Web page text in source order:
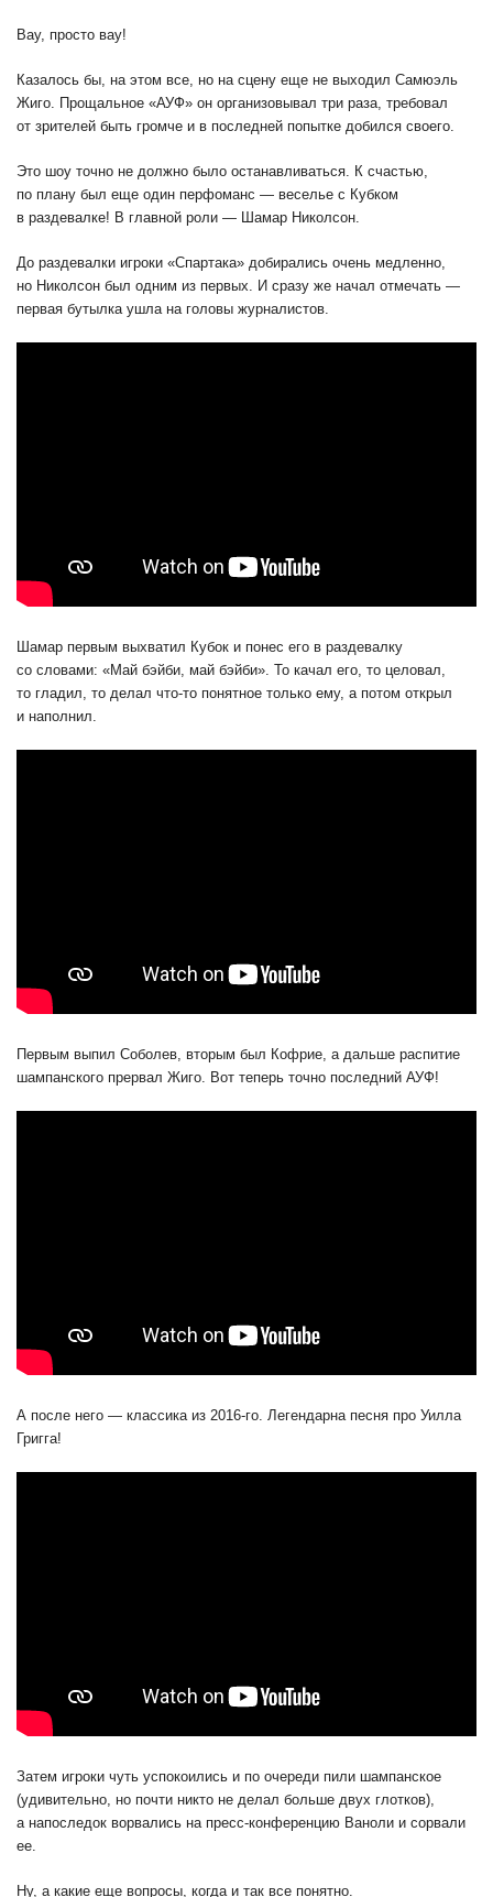
Вау, просто вау!
Казалось бы, на этом все, но на сцену еще не выходил Самюэль
Жиго. Прощальное «АУФ» он организовывал три раза, требовал
от зрителей быть громче и в последней попытке добился своего.
Это шоу точно не должно было останавливаться. К счастью,
по плану был еще один перфоманс — веселье с Кубком
в раздевалке! В главной роли — Шамар Николсон.
До раздевалки игроки «Спартака» добирались очень медленно,
но Николсон был одним из первых. И сразу же начал отмечать —
первая бутылка ушла на головы журналистов.
Шамар первым выхватил Кубок и понес его в раздевалку
со словами: «Май бэйби, май бэйби». То качал его, то целовал,
то гладил, то делал что-то понятное только ему, а потом открыл
и наполнил.
Первым выпил Соболев, вторым был Кофрие, а дальше распитие
шампанского прервал Жиго. Вот теперь точно последний АУФ!
А после него — классика из 2016-го. Легендарна песня про Уилла
Григга!
Затем игроки чуть успокоились и по очереди пили шампанское
(удивительно, но почти никто не делал больше двух глотков),
а напоследок ворвались на пресс-конференцию Ваноли и сорвали
ее.
Ну, а какие еще вопросы, когда и так все понятно.